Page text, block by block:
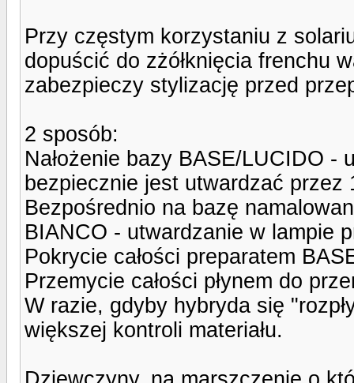
Przy częstym korzystaniu z
dopuścić do zżółknięcia frenchu
zabezpieczy stylizację przed
2 sposób:
Nałożenie bazy BASE/LUCIDO -
bezpiecznie jest utwardzać przez
Bezpośrednio na bazę
BIANCO - utwardzanie w lampie
Pokrycie całości preparatem
Przemycie całości płynem do
W razie, gdyby hybryda się
większej kontroli materiału.